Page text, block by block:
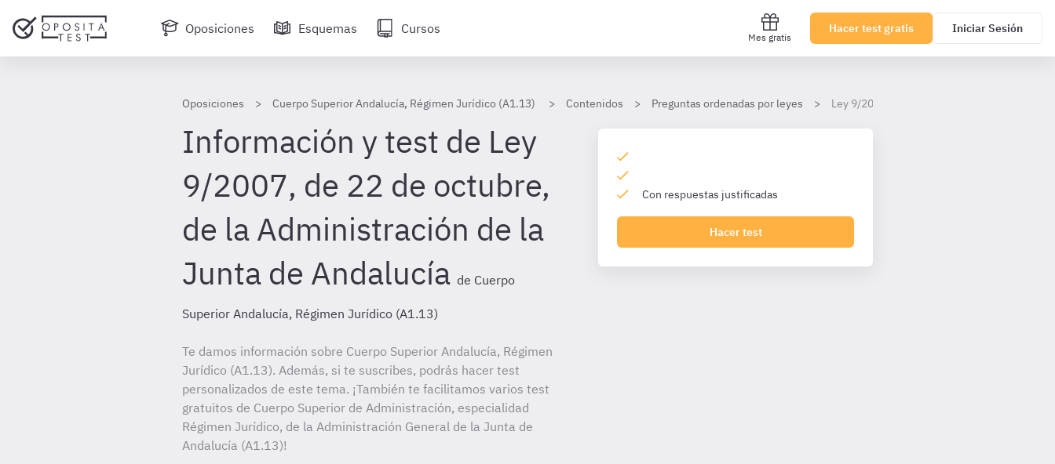
Oposiciones Esquemas Cursos
Mes gratis
Hacer test gratis Iniciar Sesión
Oposiciones Cuerpo Superior Andalucía, Régimen Jurídico (A1.13) Contenidos Preguntas ordenadas por leyes Ley 9/2007, de 22 de octubre, de la
Información y test de Ley
9/2007, de 22 de octubre,
de la Administración de la
Junta de Andalucía de Cuerpo
Superior Andalucía, Régimen Jurídico (A1.13)
Te damos información sobre Cuerpo Superior Andalucía, Régimen
Jurídico (A1.13). Además, si te suscribes, podrás hacer test
personalizados de este tema. ¡También te facilitamos varios test
gratuitos de Cuerpo Superior de Administración, especialidad
Régimen Jurídico, de la Administración General de la Junta de
Andalucía (A1.13)!
Con respuestas justificadas
Hacer test